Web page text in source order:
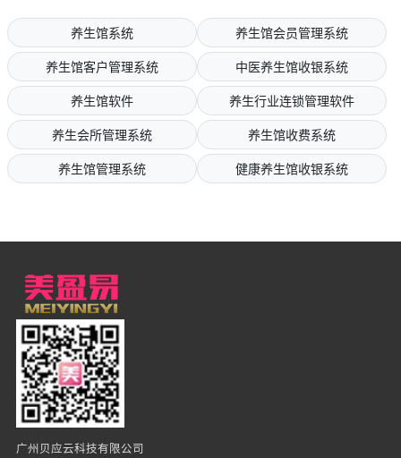
养生馆系统
养生馆会员管理系统
养生馆客户管理系统
中医养生馆收银系统
养生馆软件
养生行业连锁管理软件
养生会所管理系统
养生馆收费系统
养生馆管理系统
健康养生馆收银系统
广州贝应云科技有限公司